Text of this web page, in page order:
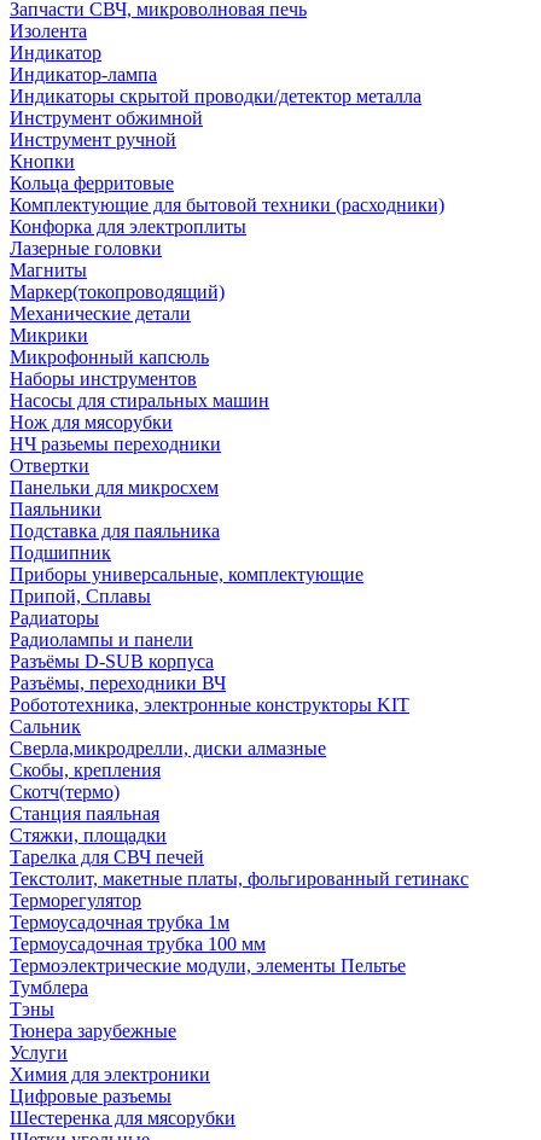
Запчасти СВЧ, микроволновая печь
Изолента
Индикатор
Индикатор-лампа
Индикаторы скрытой проводки/детектор металла
Инструмент обжимной
Инструмент ручной
Кнопки
Кольца ферритовые
Комплектующие для бытовой техники (расходники)
Конфорка для электроплиты
Лазерные головки
Магниты
Маркер(токопроводящий)
Механические детали
Микрики
Микрофонный капсюль
Наборы инструментов
Насосы для стиральных машин
Нож для мясорубки
НЧ разьемы переходники
Отвертки
Панельки для микросхем
Паяльники
Подставка для паяльника
Подшипник
Приборы универсальные, комплектующие
Припой, Сплавы
Радиаторы
Радиолампы и панели
Разъёмы D-SUB корпуса
Разъёмы, переходники ВЧ
Робототехника, электронные конструкторы KIT
Сальник
Сверла,микродрелли, диски алмазные
Скобы, крепления
Скотч(термо)
Станция паяльная
Стяжки, площадки
Тарелка для СВЧ печей
Текстолит, макетные платы, фольгированный гетинакс
Терморегулятор
Термоусадочная трубка 1м
Термоусадочная трубка 100 мм
Термоэлектрические модули, элементы Пельтье
Тумблера
Тэны
Тюнера зарубежные
Услуги
Химия для электроники
Цифровые разъемы
Шестеренка для мясорубки